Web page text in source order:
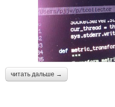
читать дальше →